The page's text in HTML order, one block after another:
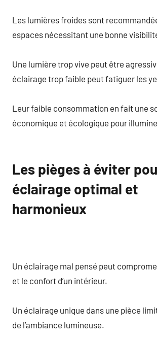
Les lumières froides sont
espaces nécessitant une bonne
Une lumière trop vive peut être
éclairage trop faible peut fatiguer les
Leur faible consommation en fait une
économique et écologique pour
Les pièges à éviter
éclairage optimal et
harmonieux
Un éclairage mal pensé peut
et le confort d’un intérieur.
Un éclairage unique dans une pièce
de l’ambiance lumineuse.